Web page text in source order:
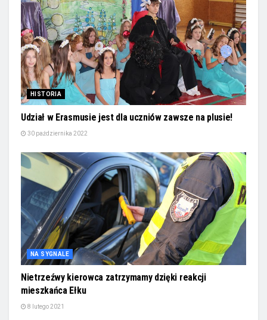
HISTORIA
Udział w Erasmusie jest dla uczniów zawsze na plusie!
30 października 2022
NA SYGNALE
Nietrzeźwy kierowca zatrzymamy dzięki reakcji
mieszkańca Ełku
8 lutego 2021